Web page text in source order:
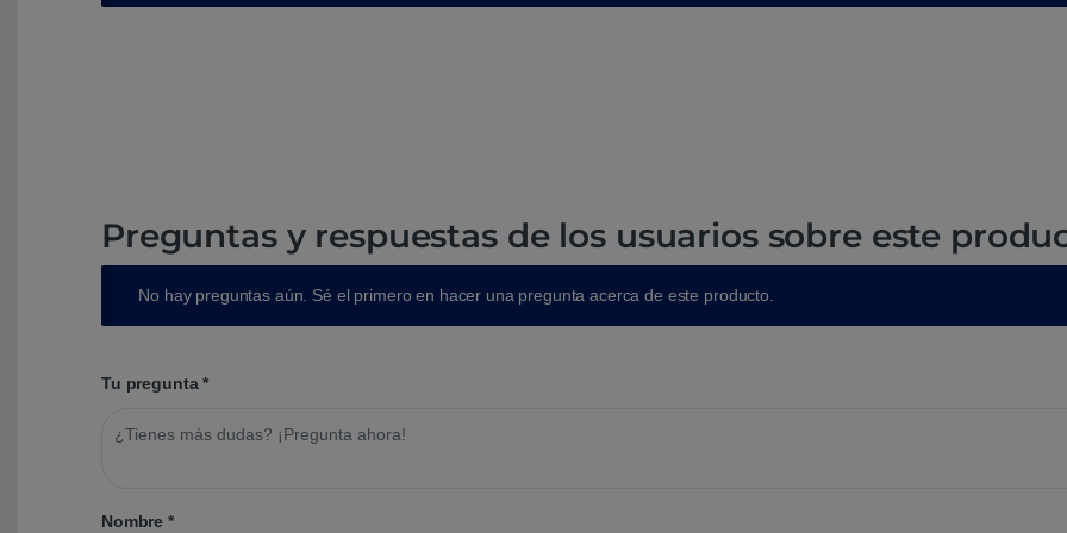
Preguntas y respuestas de los usuarios sobre este
No hay preguntas aún. Sé el primero en hacer una pregunta acerca de este producto.
Tu pregunta*
Nombre*